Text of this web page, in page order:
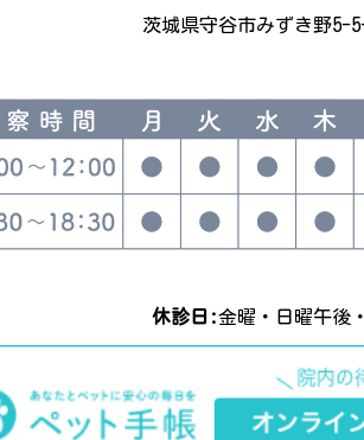
茨城県守谷市みずき野5-
休診日:金曜・日曜午後